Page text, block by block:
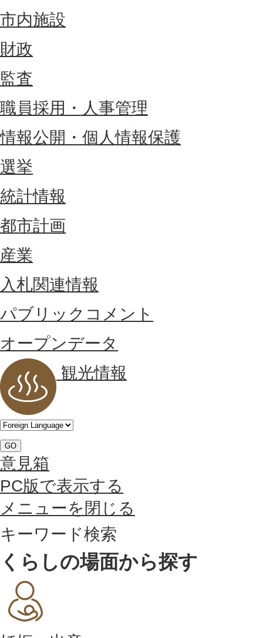
市内施設
財政
監査
職員採用・人事管理
情報公開・個人情報保護
選挙
統計情報
都市計画
産業
入札関連情報
パブリックコメント
オープンデータ
観光情報
GO
意見箱
PC版で表示する
メニューを閉じる
キーワード検索
くらしの場面から探す